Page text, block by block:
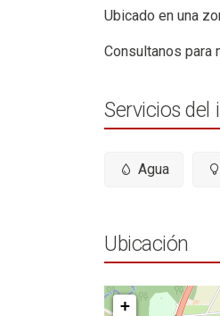
Ubicado en una
Consultanos para
Servicios del
Agua
Ubicación
+